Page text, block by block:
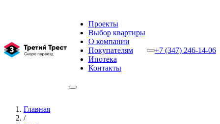
Проекты
Выбор квартиры
О компании
Покупателям
Ипотека
Контакты
+7 (347) 246-14-06
Главная
/